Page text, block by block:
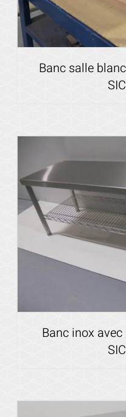
Banc salle
Banc inox